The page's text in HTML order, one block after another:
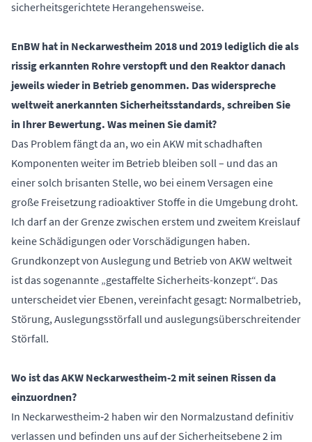
sicherheitsgerichtete Herangehensweise.
EnBW hat in Neckarwestheim 2018 und 2019 lediglich die als
rissig erkannten Rohre verstopft und den Reaktor danach
jeweils wieder in Betrieb genommen. Das widerspreche
weltweit anerkannten Sicherheitsstandards, schreiben Sie
in Ihrer Bewertung. Was meinen Sie damit?
Das Problem fängt da an, wo ein AKW mit schadhaften
Komponenten weiter im Betrieb bleiben soll – und das an
einer solch brisanten Stelle, wo bei einem Versagen eine
große Freisetzung radioaktiver Stoffe in die Umgebung droht.
Ich darf an der Grenze zwischen erstem und zweitem Kreislauf
keine Schädigungen oder Vorschädigungen haben.
Grundkonzept von Auslegung und Betrieb von AKW weltweit
ist das sogenannte „gestaffelte Sicherheits-konzept“. Das
unterscheidet vier Ebenen, vereinfacht gesagt: Normalbetrieb,
Störung, Auslegungsstörfall und auslegungsüberschreitender
Störfall.
Wo ist das AKW Neckarwestheim‑2 mit seinen Rissen da
einzuordnen?
In Neckarwestheim‑2 haben wir den Normalzustand definitiv
verlassen und befinden uns auf der Sicherheitsebene 2 im